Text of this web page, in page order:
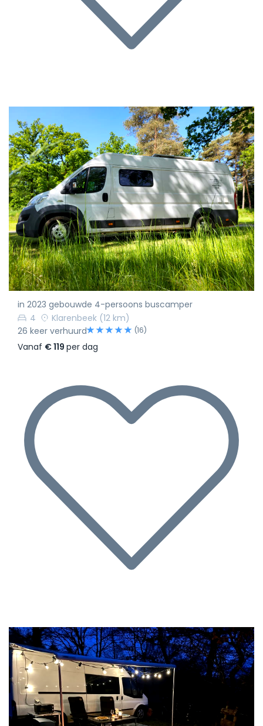
in 2023 gebouwde 4-persoons buscamper
4
Klarenbeek (12 km)
26 keer verhuurd
(16)
Vanaf € 119 per dag